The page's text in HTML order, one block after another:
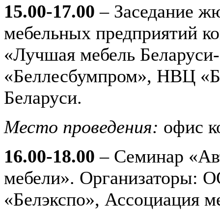
15.00-17.00 – Заседание
мебельных предприятий
«Лучшая мебель
«Беллесбумпром», НВЦ
Беларуси.
Место проведения: офис
16.00-18.00 – Семинар
мебели». Организаторы:
«Белэкспо», Ассоциация